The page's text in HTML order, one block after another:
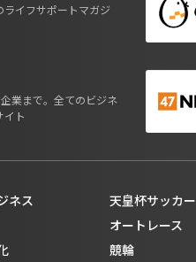
イフサポートマガジ
業まで。全てのビジネ
イト
ネス
天皇杯サッカー
オートレース
競輪